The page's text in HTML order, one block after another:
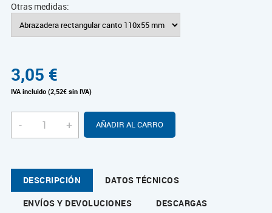
Otras medidas:
3,05 €
IVA incluido (2,52€ sin IVA)
- + AÑADIR AL CARRO
DESCRIPCIÓN
DATOS TÉCNICOS
ENVÍOS Y DEVOLUCIONES
DESCARGAS